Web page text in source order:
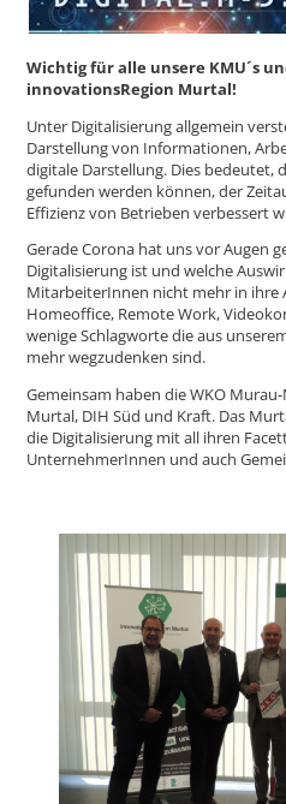
Wichtig für alle unsere KMU´s
innovationsRegion Murtal!
Unter Digitalisierung allgemein
Darstellung von Informationen,
digitale Darstellung. Dies bedeutet,
gefunden werden können, der
Effizienz von Betrieben verbessert
Gerade Corona hat uns vor Augen
Digitalisierung ist und welche
MitarbeiterInnen nicht mehr in ihre
Homeoffice, Remote Work,
wenige Schlagworte die aus
mehr wegzudenken sind.
Gemeinsam haben die WKO
Murtal, DIH Süd und Kraft. Das
die Digitalisierung mit all ihren
UnternehmerInnen und auch